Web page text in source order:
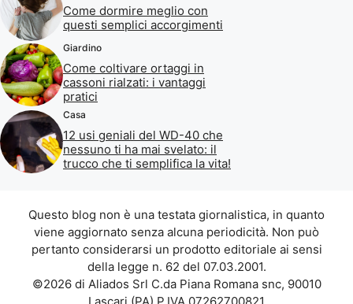
Come dormire meglio con
questi semplici accorgimenti
Giardino
Come coltivare ortaggi in
cassoni rialzati: i vantaggi
pratici
Casa
12 usi geniali del WD-40 che
nessuno ti ha mai svelato: il
trucco che ti semplifica la vita!
Questo blog non è una testata giornalistica, in quanto
viene aggiornato senza alcuna periodicità. Non può
pertanto considerarsi un prodotto editoriale ai sensi
della legge n. 62 del 07.03.2001.
©2026 di Aliados Srl C.da Piana Romana snc, 90010